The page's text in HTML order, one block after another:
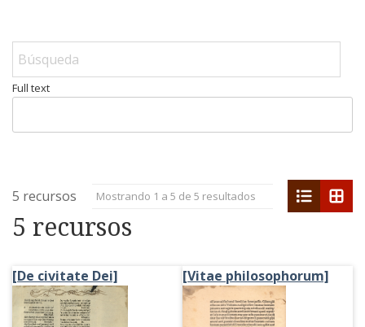
Full text
5 recursos Mostrando 1 a 5 de 5 resultados list grid
5 recursos
[De civitate Dei] [Vitae philosophorum]